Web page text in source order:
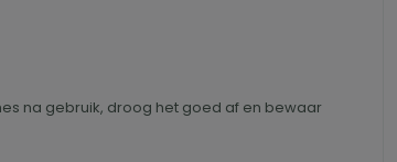
na gebruik, droog het goed af en bewaar